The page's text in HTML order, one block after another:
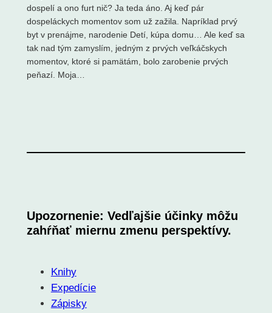
dospelí a ono furt nič? Ja teda áno. Aj keď pár
dospeláckych momentov som už zažila. Napríklad prvý
byt v prenájme, narodenie Detí, kúpa domu… Ale keď sa
tak nad tým zamyslím, jedným z prvých veľkáčskych
momentov, ktoré si pamätám, bolo zarobenie prvých
peňazí. Moja…
Upozornenie: Vedľajšie účinky môžu
zahŕňať miernu zmenu perspektívy.
Knihy
Expedície
Zápisky